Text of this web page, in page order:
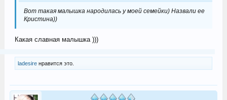
Вот такая малышка народилась у моей семейки) Назвали ее
Кристина))
Какая славная малышка )))
ladesireнравится это.